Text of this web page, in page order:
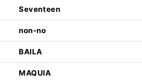
Seventeen
non-no
BAILA
MAQUIA